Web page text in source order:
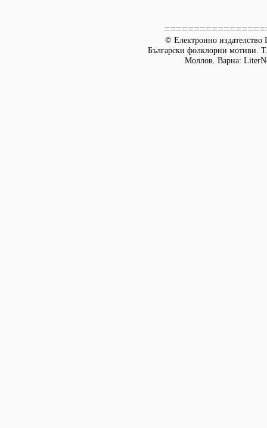
© Електронно издателство
Български фолклорни мотиви.
Моллов. Варна: